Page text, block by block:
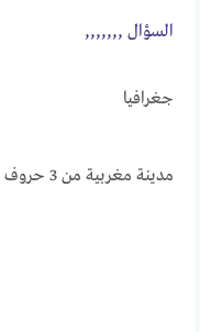
الســــؤال ,,,,,,,
جغرافيا
مدينة مغربية من 3 حروف